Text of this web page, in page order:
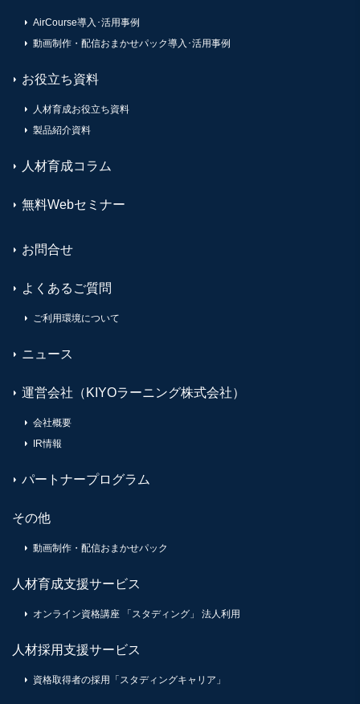
AirCourse導入･活用事例
動画制作・配信おまかせパック導入･活用事例
お役立ち資料
人材育成お役立ち資料
製品紹介資料
人材育成コラム
無料Webセミナー
お問合せ
よくあるご質問
ご利用環境について
ニュース
運営会社（KIYOラーニング株式会社）
会社概要
IR情報
パートナープログラム
その他
動画制作・配信おまかせパック
人材育成支援サービス
オンライン資格講座 「スタディング」 法人利用
人材採用支援サービス
資格取得者の採用「スタディングキャリア」